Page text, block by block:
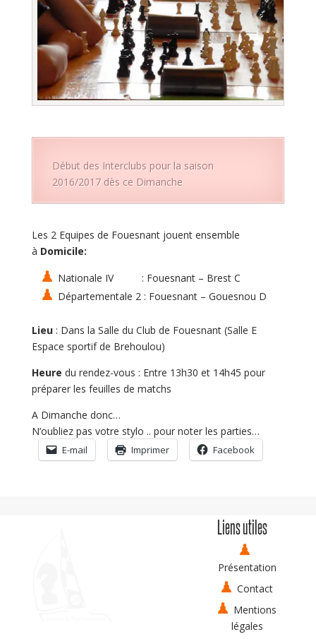
Début des Interclubs pour la saison
2016/2017 dès ce Dimanche
Les 2 Equipes de Fouesnant jouent ensemble
à Domicile:
Nationale IV : Fouesnant – Brest C
Départementale 2 : Fouesnant – Gouesnou D
Lieu: Dans la Salle du Club de Fouesnant (Salle E
Espace sportif de Brehoulou)
Heure du rendez-vous : Entre 13h30 et 14h45 pour
préparer les feuilles de matchs
A Dimanche donc…
N’oubliez pas votre stylo .. pour noter les parties…
E-mail Imprimer Facebook
Liens utiles
Présentation
Contact
Mentions
légales